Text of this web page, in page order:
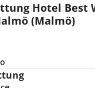
Hotel Best
(Malmö)